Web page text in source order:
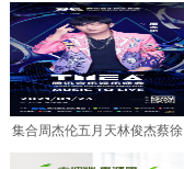
车展，早期投资人凯龙股
集合周杰伦五月天林俊杰蔡徐